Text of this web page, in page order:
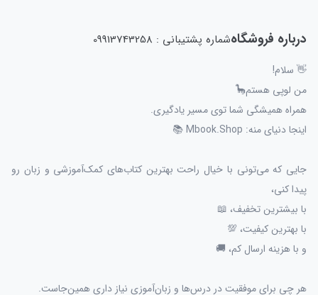
درباره فروشگاهشماره پشتیبانی : 09913743258
👋 سلام!
من لوپی هستم🦕
همراه همیشگی شما توی مسیر یادگیری.
اینجا دنیای منه: Mbook.Shop 📚
جایی که می‌تونی با خیال راحت بهترین کتاب‌های کمک‌آموزشی و زبان رو
پیدا کنی،
با بیشترین تخفیف، 📖
با بهترین کیفیت، 💯
و با هزینه ارسال کم، 🚚
هر چی برای موفقیت در درس‌ها و زبان‌آموزی نیاز داری همین‌جاست.